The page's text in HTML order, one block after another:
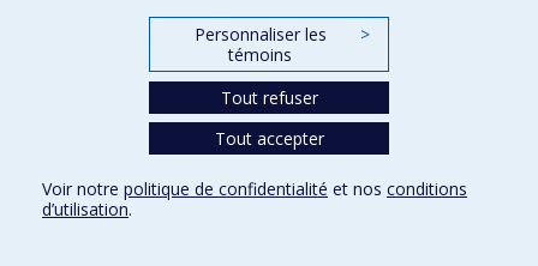
interventions éducatives d’infirmières œuvrant
en soins ambulatoires d’un centre hospitalier
universitaire pédiatrique
Perspectives croisées de la transition d’un
centre hospitalier pédiatrique à un centre
hospitalier pour adultes pour de jeunes patients
ayant eu une transplantation hépatique
Personnaliser les
témoins
>
Tout refuser
Tout accepter
Voir notre politique de confidentialité et nos conditions
d’utilisation.